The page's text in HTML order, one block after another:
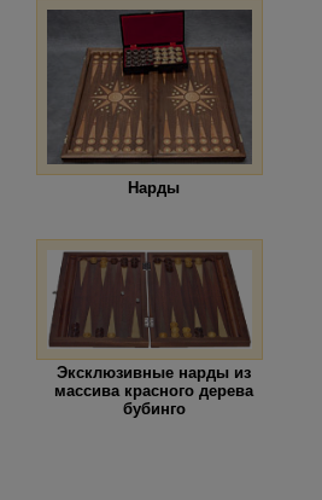
Нарды
Эксклюзивные нарды из
массива красного дерева
бубинго